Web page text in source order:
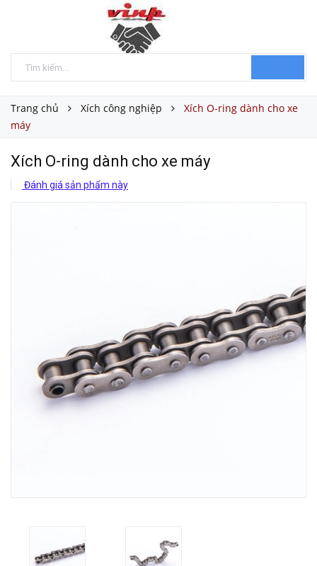
Trang chủ Xích công nghiệp
Xích O-ring dành cho xe
máy
Xích O-ring dành cho xe máy
Đánh giá sản phẩm này